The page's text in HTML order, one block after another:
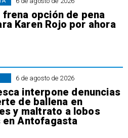
frena opción de pena
Karen Rojo por ahora
6 de agosto de 2026
interpone denuncias
de ballena en
y maltrato a lobos
en Antofagasta